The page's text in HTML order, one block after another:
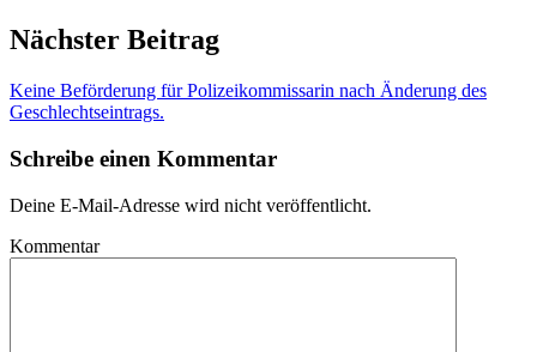
Nächster Beitrag
Keine Beförderung für Polizeikommissarin nach Änderung des
Geschlechtseintrags.
Schreibe einen Kommentar
Deine E-Mail-Adresse wird nicht veröffentlicht.
Kommentar